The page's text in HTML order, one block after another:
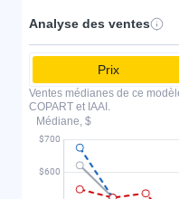
Analyse des ventes
Prix
Ventes médianes de ce
COPART et IAAI.
Médiane, $